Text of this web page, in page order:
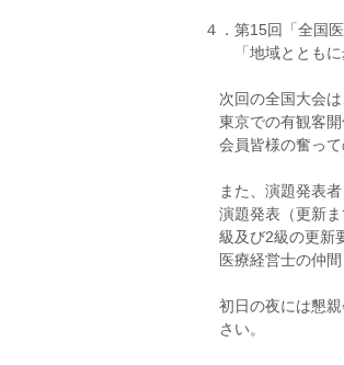
４．第15回「全国
「地域とともに歩
次回の全国大会は
東京での有観客開
会員皆様の奮って
また、演題発表者
演題発表（更新ま
級及び2級の更新要
医療経営士の仲間
初日の夜には懇親
さい。